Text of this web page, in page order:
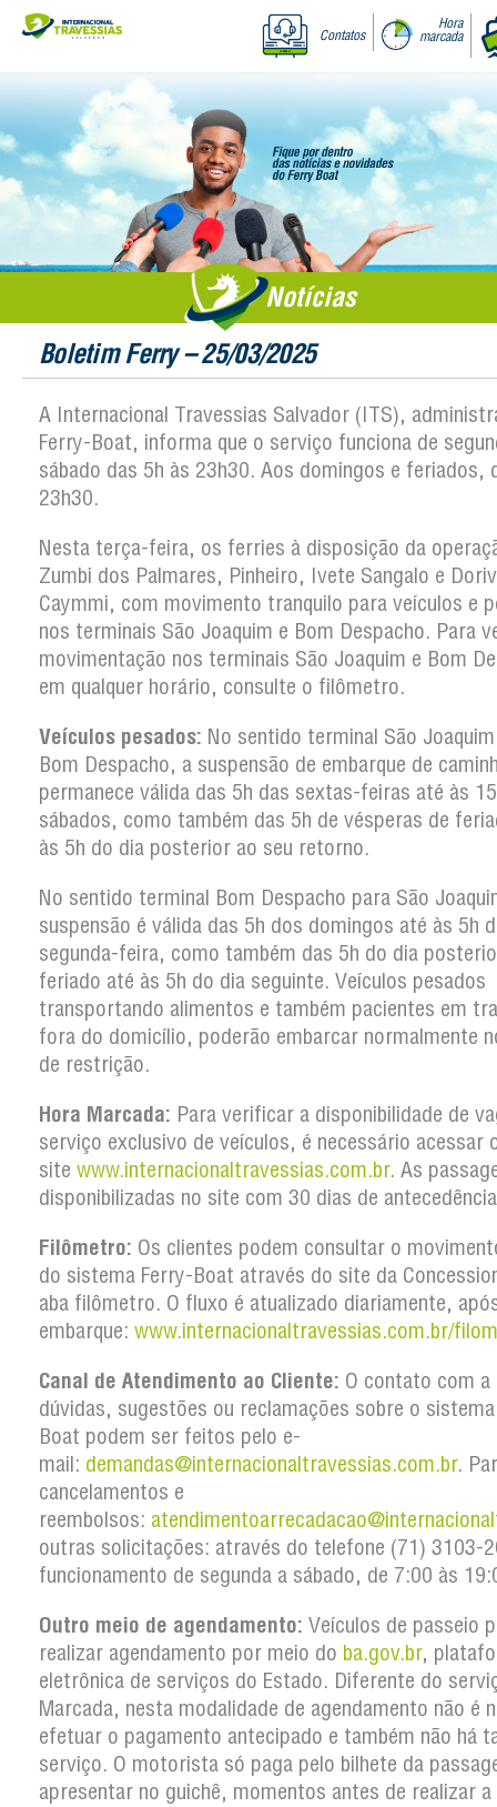
Contatos
Hora
marcada
Notícias
Boletim Ferry – 25/03/2025
A Internacional Travessias Salvador (ITS),
Ferry-Boat, informa que o serviço funciona de
sábado das 5h às 23h30. Aos domingos e feriados,
23h30.
Nesta terça-feira, os ferries à disposição da
Zumbi dos Palmares, Pinheiro, Ivete Sangalo e
Caymmi, com movimento tranquilo para veículos e
nos terminais São Joaquim e Bom Despacho. Para
movimentação nos terminais São Joaquim e Bom
em qualquer horário, consulte o filômetro.
Veículos pesados: No sentido terminal São
Bom Despacho, a suspensão de embarque de
permanece válida das 5h das sextas-feiras até às
sábados, como também das 5h de vésperas de
às 5h do dia posterior ao seu retorno.
No sentido terminal Bom Despacho para São
suspensão é válida das 5h dos domingos até às 5h
segunda-feira, como também das 5h do dia
feriado até às 5h do dia seguinte. Veículos pesados
transportando alimentos e também pacientes em
fora do domicílio, poderão embarcar normalmente
de restrição.
Hora Marcada: Para verificar a disponibilidade de
serviço exclusivo de veículos, é necessário acessar
site www.internacionaltravessias.com.br. As
disponibilizadas no site com 30 dias de
Filômetro: Os clientes podem consultar o
do sistema Ferry-Boat através do site da
aba filômetro. O fluxo é atualizado diariamente,
embarque: www.internacionaltravessias.com.br/
Canal de Atendimento ao Cliente: O contato com a
dúvidas, sugestões ou reclamações sobre o
Boat podem ser feitos pelo e-
mail: demandas@internacionaltravessias.com.br.
cancelamentos e
reembolsos:
outras solicitações: através do telefone (71) 3103-
funcionamento de segunda a sábado, de 7:00 às
Outro meio de agendamento: Veículos de passeio
realizar agendamento por meio do ba.gov.br,
eletrônica de serviços do Estado. Diferente do
Marcada, nesta modalidade de agendamento não é
efetuar o pagamento antecipado e também não há
serviço. O motorista só paga pelo bilhete da
apresentar no guichê, momentos antes de realizar